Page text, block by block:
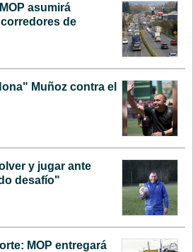
asumirá
de
Muñoz contra el
y jugar ante
desafío"
MOP entregará